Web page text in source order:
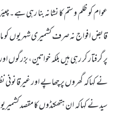
عوام کو ظلم و ستم کا نشانہ بنا رہی
قابض افواج نہ صرف کشمیری شہریوں کو
پر گرفتار کر رہی ہیں بلکہ خواتین، بزرگوں
نے کہاکہ گھروں پر چھاپے اور
سید نے کہاکہ ان ہتھکنڈوں کا مقصد